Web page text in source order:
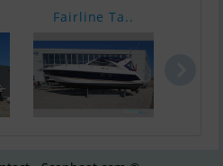
Fairline Ta..